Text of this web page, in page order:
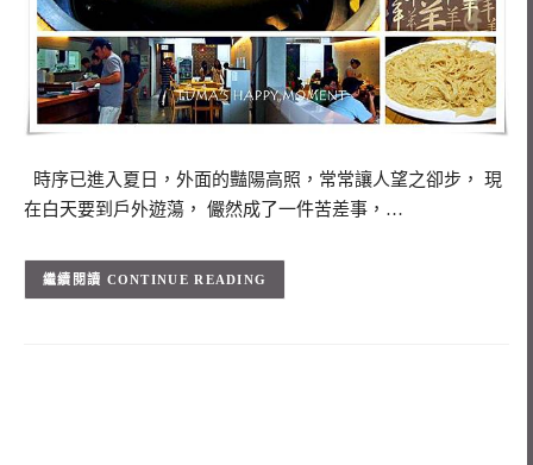
時序已進入夏日，外面的豔陽高照，常常讓人望之卻步， 現
在白天要到戶外遊蕩， 儼然成了一件苦差事，…
CONTINUE READING